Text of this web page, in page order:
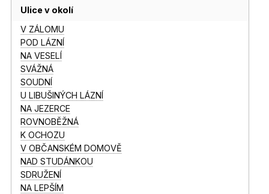
Ulice v okolí
V ZÁLOMU
POD LÁZNÍ
NA VESELÍ
SVÁŽNÁ
SOUDNÍ
U LIBUŠINÝCH LÁZNÍ
NA JEZERCE
ROVNOBĚŽNÁ
K OCHOZU
V OBČANSKÉM DOMOVĚ
NAD STUDÁNKOU
SDRUŽENÍ
NA LEPŠÍM